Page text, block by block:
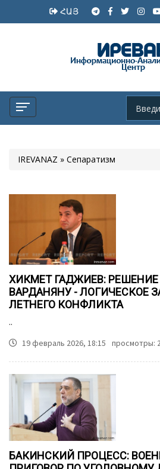
ՀԱՅ
IREVANAZ » Сепаратизм
ХИКМЕТ ГАДЖИЕВ:
ВАРДАНЯНУ - ЛОГИЧЕСКОЕ
ЛЕТНЕГО КОНФЛИКТА
..
19 февраль 2026, 18:15
просмотры:
БАКИНСКИЙ ПРОЦЕСС: